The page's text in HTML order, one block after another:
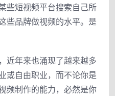
些短视频平台搜索自己所
些品牌做视频的水平。是
近年来也涌现了越来越多
或自由职业，而不论你是
频制作的能力，必然是你